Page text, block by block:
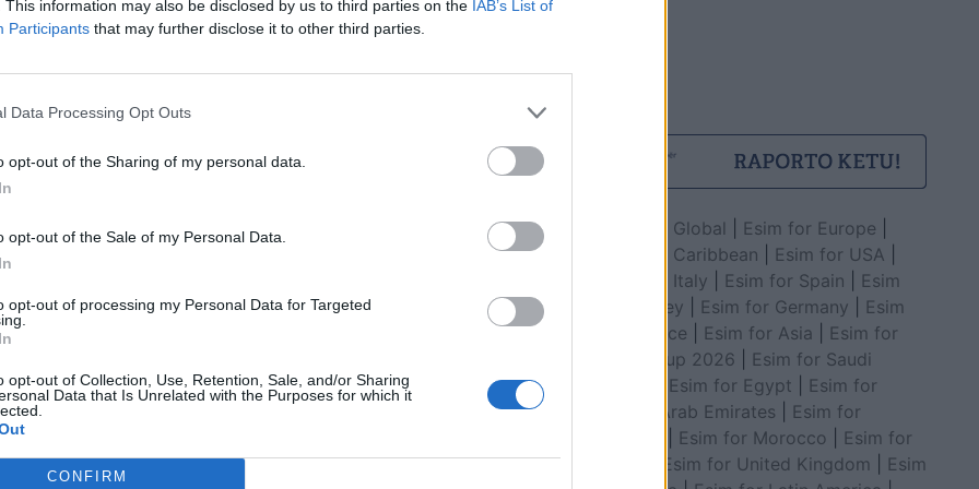
This information may also be disclosed by us to third parties on the IAB’s List of
Participants that may further disclose it to other third parties.
Data Processing Opt Outs
opt-out of the Sharing of my personal data.
opt-out of the Sale of my Personal Data.
opt-out of processing my Personal Data for Targeted
opt-out of Collection, Use, Retention, Sale, and/or Sharing
Data that Is Unrelated with the Purposes for which it
CONFIRM
Rikthehen “Piranjat”, nis sezoni i ri
FSHEHTË/ “Vetëm
“shërbimesh” ofrojnë
masazheve në Tiranë?
janë 3 pedofilët e radhës të
Esim for Global Esim for Europe
Esim for Caribbean
Esim for USA
Esim for Italy
Esim for Spain
Esim
for Turkey
Esim for Germany
Esim
for Greece
Esim for Asia
Esim for
World Cup 2026
Esim for Saudi
Esim for Egypt
Esim for
United Arab Emirates
Esim for
Esim for Morocco
Esim for
Esim for United Kingdom
Esim